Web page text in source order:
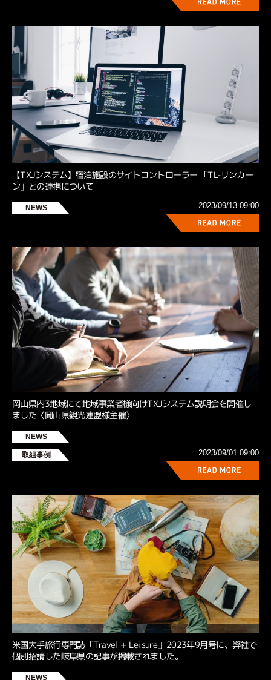
【TXJシステム】宿泊施設のサイトコントローラー 「TL-リンカー
ン」との連携について
NEWS 2023/09/13 09:00
岡山県内3地域にて地域事業者様向けTXJシステム説明会を開催し
ました〈岡山県観光連盟様主催〉
NEWS
取組事例 2023/09/01 09:00
米国大手旅行専門誌「Travel + Leisure」2023年9月号に、弊社で
個別招請した岐阜県の記事が掲載されました。
NEWS